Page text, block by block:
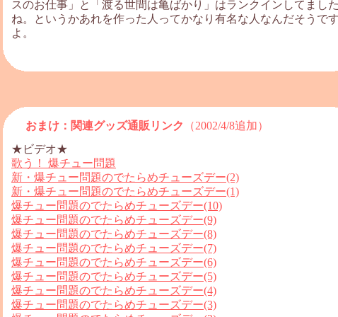
スのお仕事」と「渡る世間は亀ばかり」はランクインしてまし
ね。というかあれを作った人ってかなり有名な人なんだそうで
よ。
おまけ：関連グッズ通販リンク
（2002/4/8追加）
★ビデオ★
歌う！ 爆チュー問題
新・爆チュー問題のでたらめチューズデー(2)
新・爆チュー問題のでたらめチューズデー(1)
爆チュー問題のでたらめチューズデー(10)
爆チュー問題のでたらめチューズデー(9)
爆チュー問題のでたらめチューズデー(8)
爆チュー問題のでたらめチューズデー(7)
爆チュー問題のでたらめチューズデー(6)
爆チュー問題のでたらめチューズデー(5)
爆チュー問題のでたらめチューズデー(4)
爆チュー問題のでたらめチューズデー(3)